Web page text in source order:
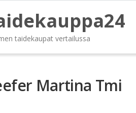
taidekaupat vertailussa
Martina Tmi